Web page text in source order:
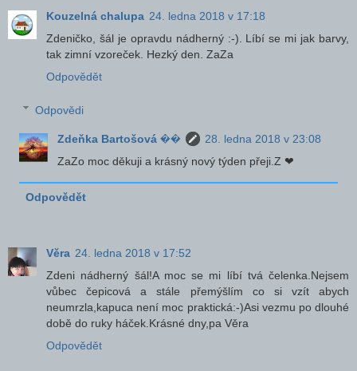
Kouzelná chalupa 24. ledna 2018 v 17:18
Zdeničko, šál je opravdu nádherný :-). Líbí se mi jak barvy,
tak zimní vzoreček. Hezký den. ZaZa
Odpovědět
Odpovědi
Zdeňka Bartošová ��
28. ledna 2018 v 23:08
ZaZo moc děkuji a krásný nový týden přeji.Z ❤
Odpovědět
Věra 24. ledna 2018 v 17:52
Zdeni nádherný šál!A moc se mi líbí tvá čelenka.Nejsem
vůbec čepicová a stále přemýšlím co si vzít abych
neumrzla,kapuca není moc praktická:-)Asi vezmu po dlouhé
době do ruky háček.Krásné dny,pa Věra
Odpovědět